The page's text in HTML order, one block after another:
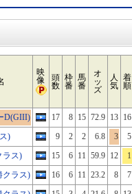
映
像
頭
数
枠
番
馬
番
オ
ッ
ズ
人
気
着
順
D(GIII) 17 8 15 72.9 13 16
) 9 2 2 6.8 3
5
ラス) 15 6 11 59.9 12
1
クラス) 16 6 11 23.2 8
7